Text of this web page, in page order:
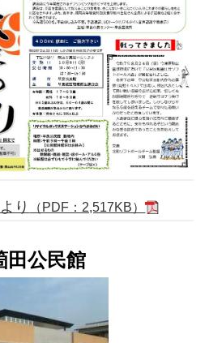
り （PDF：2,517KB）
田公民館